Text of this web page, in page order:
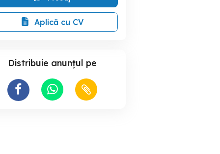
Aplică cu CV
Distribuie anunțul pe